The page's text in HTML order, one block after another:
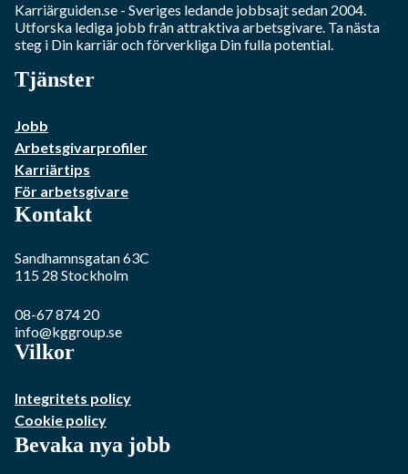
Karriärguiden.se - Sveriges ledande jobbsajt sedan 2004.
Utforska lediga jobb från attraktiva arbetsgivare. Ta nästa
steg i Din karriär och förverkliga Din fulla potential.
Tjänster
Jobb
Arbetsgivarprofiler
Karriärtips
För arbetsgivare
Kontakt
Sandhamnsgatan 63C
115 28 Stockholm
08-67 874 20
info@kggroup.se
Vilkor
Integritets policy
Cookie policy
Bevaka nya jobb